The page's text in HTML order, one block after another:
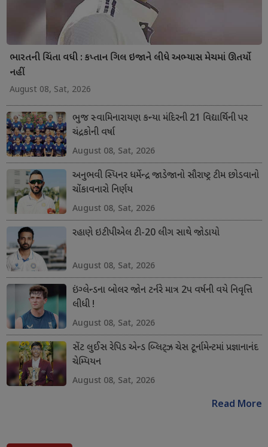
ભારતની ચિંતા વધી : કપ્તાન ગિલ ઇજાને લીધે અભ્યાસ મેચમાં ઊતર્યો
નહીં
August 08, Sat, 2026
ભુજ સ્વામિનારાયણ કન્યા મંદિરની 21 વિદ્યાર્થિની પર
ચંદ્રકોની વર્ષા
August 08, Sat, 2026
અનુભવી સ્પિનર ધર્મેન્દ્ર જાડેજાનો સૌરાષ્ટ્ર ટીમ છોડવાનો
ચોંકાવનારો નિર્ણય
August 08, Sat, 2026
રહાણે ઇટીપીએલ ટી-20 લીગ સાથે જોડાયો
August 08, Sat, 2026
ઇંગ્લેન્ડના બોલર જોન ટર્નરે માત્ર 2પ વર્ષની વયે નિવૃત્તિ
લીધી !
August 08, Sat, 2026
સેંટ લુઈસ રેપિડ એન્ડ બ્લિટ્ઝ ચેસ ટૂર્નામેન્ટમાં પ્રજ્ઞાનાનંદ
ચેમ્પિયન
August 08, Sat, 2026
Read More